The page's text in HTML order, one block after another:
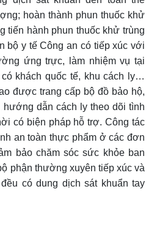
hoàn thành phun thuốc khử
tiến hành phun thuốc khử trùng
bộ y tế Công an có tiếp xúc với
ứng trực, làm nhiệm vụ tại
khách quốc tế, khu cách ly…
được trang cấp bộ đồ bảo hộ,
hướng dẫn cách ly theo dõi tình
có biện pháp hỗ trợ. Công tác
an toàn thực phẩm ở các đơn
bảo chăm sóc sức khỏe ban
phận thường xuyên tiếp xúc và
có dung dịch sát khuẩn tay